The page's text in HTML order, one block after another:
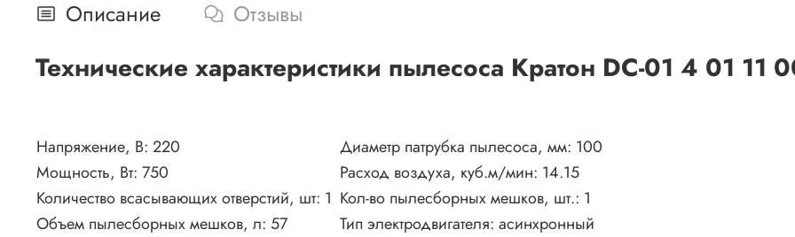
Описание Отзывы
Технические характеристики пылесоса Кратон DC-01 4 01 11
Напряжение, В: 220 Диаметр патрубка пылесоса, мм: 100
Мощность, Вт: 750 Расход воздуха, куб.м/мин: 14.15
Количество всасывающих отверстий, шт: 1 Кол-во пылесборных мешков, шт.: 1
Объем пылесборных мешков, л: 57 Тип электродвигателя: асинхронный